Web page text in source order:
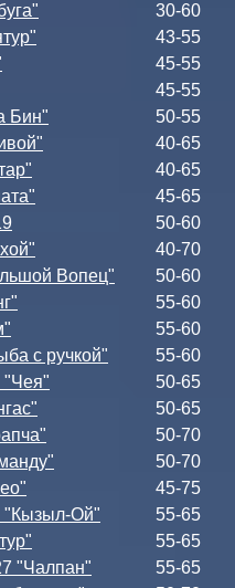
30-60
43-55
45-55
45-55
Бин"
50-55
40-65
40-65
45-65
50-60
40-70
Вопец"
50-60
55-60
55-60
с ручкой"
55-60
"Чея"
50-65
50-65
50-70
50-70
45-75
"Кызыл-Ой"
55-65
55-65
"Чалпан"
55-65